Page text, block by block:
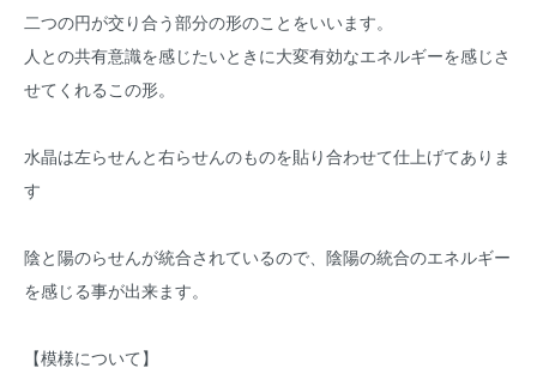
二つの円が交り合う部分の形のことをいいます。
人との共有意識を感じたいときに大変有効なエネルギーを感じさ
せてくれるこの形。
水晶は左らせんと右らせんのものを貼り合わせて仕上げてありま
す
陰と陽のらせんが統合されているので、陰陽の統合のエネルギー
を感じる事が出来ます。
【模様について】